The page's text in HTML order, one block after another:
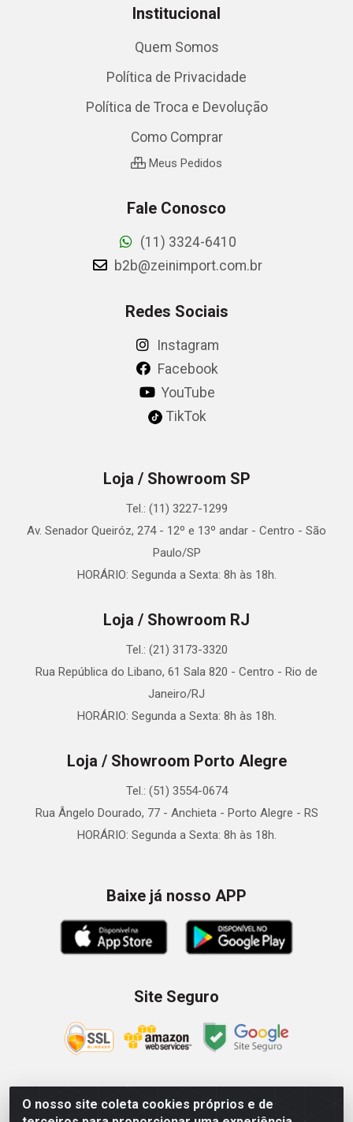
O nosso site coleta cookies próprios e de
Institucional
Quem Somos
Política de Privacidade
Política de Troca e Devolução
Como Comprar
Meus Pedidos
Fale Conosco
(11) 3324-6410
b2b@zeinimport.com.br
Redes Sociais
Instagram
Facebook
YouTube
TikTok
Loja / Showroom SP
Tel.: (11) 3227-1299
Av. Senador Queiróz, 274 - 12º e 13º andar - Centro - São
Paulo/SP
HORÁRIO: Segunda a Sexta: 8h às 18h.
Loja / Showroom RJ
Tel.: (21) 3173-3320
Rua República do Libano, 61 Sala 820 - Centro - Rio de
Janeiro/RJ
HORÁRIO: Segunda a Sexta: 8h às 18h.
Loja / Showroom Porto Alegre
Tel.: (51) 3554-0674
Rua Ângelo Dourado, 77 - Anchieta - Porto Alegre - RS
HORÁRIO: Segunda a Sexta: 8h às 18h.
Baixe já nosso APP
Site Seguro
Zein Importação e Comércio LTDA - Av. Senador Queiróz, 274